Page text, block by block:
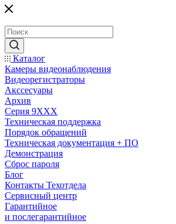
Каталог
Камеры видеонаблюдения
Видеорегистраторы
Акссесуары
Архив
Серия 9XXX
Техническая поддержка
Порядок обращений
Техническая документация + ПО
Демонстрация
Сброс пароля
Блог
Контакты Техотдела
Сервисный центр
Гарантийное
и послегарантийное